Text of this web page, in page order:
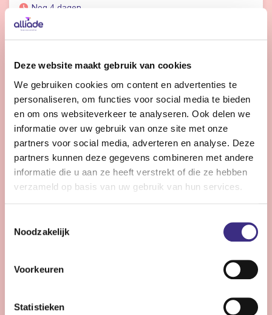
Deze website maakt gebruik van cookies
We gebruiken cookies om content en advertenties te
personaliseren, om functies voor social media te bieden
en om ons websiteverkeer te analyseren. Ook delen we
informatie over uw gebruik van onze site met onze
partners voor social media, adverteren en analyse. Deze
partners kunnen deze gegevens combineren met andere
informatie die u aan ze heeft verstrekt of die ze hebben
verzameld op basis van uw gebruik van hun services.
Noodzakelijk
Voorkeuren
Statistieken
Nog 4 dagen
Stiens
28 - 32 uur | Voltijds, Onbepaalde tijd
een stap verder dan de dagelijkse praktijk?
Bekijk vacature
Persoonlijke Begeleider complexe zorg -
Stiens
Stiens
24 - 30 uur | Voltijds, Onbepaalde tijd
Ben jij een persoonlijk begeleider die energie krijgt van
complexe zorg en kleine successen groots weet te